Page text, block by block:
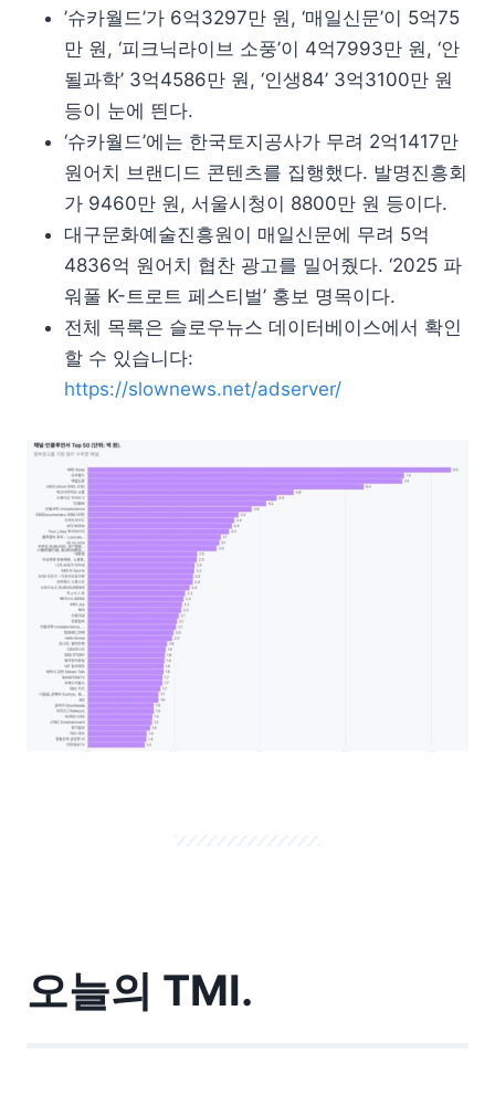
’슈카월드’가 6억3297만 원, ‘매일신문’이 5억75
만 원, ‘피크닉라이브 소풍’이 4억7993만 원, ‘안
될과학’ 3억4586만 원, ‘인생84’ 3억3100만 원
등이 눈에 띈다.
‘슈카월드’에는 한국토지공사가 무려 2억1417만
원어치 브랜디드 콘텐츠를 집행했다. 발명진흥회
가 9460만 원, 서울시청이 8800만 원 등이다.
대구문화예술진흥원이 매일신문에 무려 5억
4836억 원어치 협찬 광고를 밀어줬다. ‘2025 파
워풀 K-트로트 페스티벌’ 홍보 명목이다.
전체 목록은 슬로우뉴스 데이터베이스에서 확인
할 수 있습니다:
https://slownews.net/adserver/
오늘의 TMI.